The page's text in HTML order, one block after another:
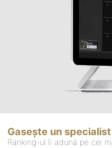
Gasește un specialist
Ranking-ul îi adună pe cei